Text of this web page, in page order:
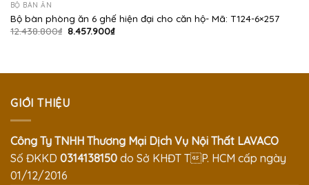
BỘ BÀN ĂN
Bộ bàn phòng ăn 6 ghế hiện đại cho căn hộ- Mã: T124-6×257
12.438.800₫ Giá
8.457.900₫Giá
GIỚI THIỆU
Công Ty TNHH Thương Mại Dịch Vụ Nội Thất LAVACO
Số ĐKKD 0314138150 do Sở KHĐT TP. HCM cấp ngày
01/12/2016